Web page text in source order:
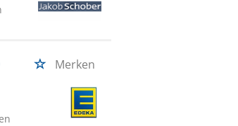
Merken